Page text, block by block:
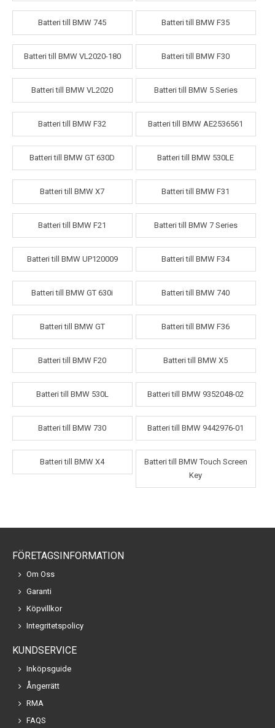
Batteri till BMW 745 Batteri till BMW F35
Batteri till BMW VL2020-180 Batteri till BMW F30
Batteri till BMW VL2020 Batteri till BMW 5 Series
Batteri till BMW F32 Batteri till BMW AE2536561
Batteri till BMW GT 630D Batteri till BMW 530LE
Batteri till BMW X7 Batteri till BMW F31
Batteri till BMW F21 Batteri till BMW 7 Series
Batteri till BMW UP120009 Batteri till BMW F34
Batteri till BMW GT 630i Batteri till BMW 740
Batteri till BMW GT Batteri till BMW F36
Batteri till BMW F20 Batteri till BMW X5
Batteri till BMW 530L Batteri till BMW 9352048-02
Batteri till BMW 730 Batteri till BMW 9442976-01
Batteri till BMW X4
Batteri till BMW Touch Screen
Key
FÖRETAGSINFORMATION
Om Oss
Garanti
Köpvillkor
Integritetspolicy
KUNDSERVICE
Inköpsguide
Ångerrätt
RMA
FAQS